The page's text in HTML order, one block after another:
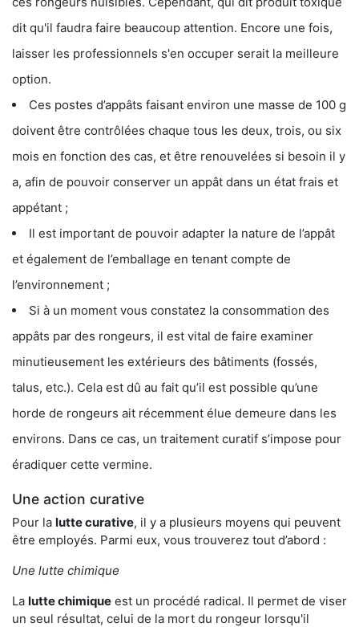
dit qu'il faudra faire beaucoup attention. Encore une fois,
laisser les professionnels s'en occuper serait la meilleure
option.
Ces postes d’appâts faisant environ une masse de 100 g
doivent être contrôlées chaque tous les deux, trois, ou six
mois en fonction des cas, et être renouvelées si besoin il y
a, afin de pouvoir conserver un appât dans un état frais et
appétant ;
Il est important de pouvoir adapter la nature de l’appât
et également de l’emballage en tenant compte de
l’environnement ;
Si à un moment vous constatez la consommation des
appâts par des rongeurs, il est vital de faire examiner
minutieusement les extérieurs des bâtiments (fossés,
talus, etc.). Cela est dû au fait qu’il est possible qu’une
horde de rongeurs ait récemment élue demeure dans les
environs. Dans ce cas, un traitement curatif s’impose pour
éradiquer cette vermine.
Une action curative
Pour la lutte curative, il y a plusieurs moyens qui peuvent
être employés. Parmi eux, vous trouverez tout d’abord :
Une lutte chimique
La lutte chimique est un procédé radical. Il permet de viser
un seul résultat, celui de la mort du rongeur lorsqu'il